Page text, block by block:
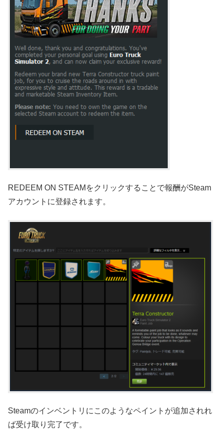
REDEEM ON STEAMをクリックすることで報酬がSteam
アカウントに登録されます。
Steamのインベントリにこのようなペイントが追加されれ
ば受け取り完了です。